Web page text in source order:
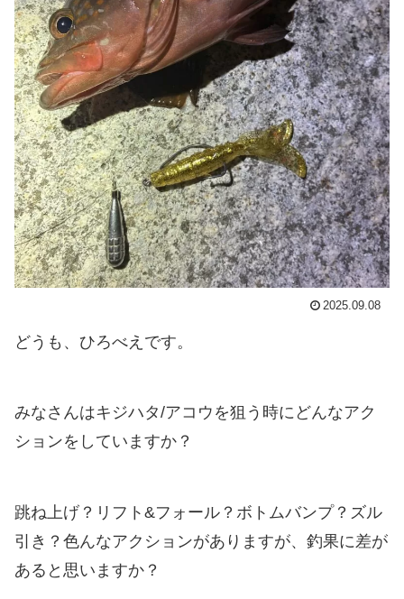
2025.09.08
どうも、ひろべえです。
みなさんはキジハタ/アコウを狙う時にどんなアク
ションをしていますか？
跳ね上げ？リフト&フォール？ボトムバンプ？ズル
引き？色んなアクションがありますが、釣果に差が
あると思いますか？